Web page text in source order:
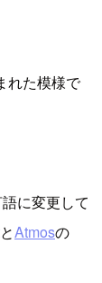
れた模様で
に変更して
とAtmosの